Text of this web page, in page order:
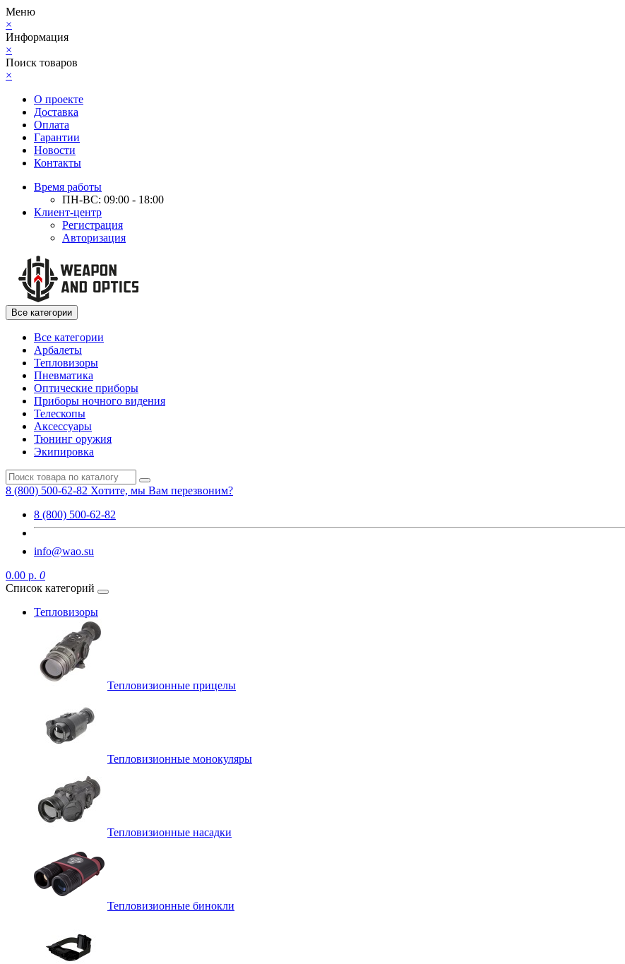
Меню
×
Информация
×
Поиск товаров
×
О проекте
Доставка
Оплата
Гарантии
Новости
Контакты
Время работы
ПН-ВС: 09:00 - 18:00
Клиент-центр
Регистрация
Авторизация
Все категории
Все категории
Арбалеты
Тепловизоры
Пневматика
Оптические приборы
Приборы ночного видения
Телескопы
Аксессуары
Тюнинг оружия
Экипировка
8 (800) 500-62-82 Хотите, мы Вам перезвоним?
8 (800) 500-62-82
info@wao.su
0.00 р. 0
Список категорий
Тепловизоры
Тепловизионные прицелы
Тепловизионные монокуляры
Тепловизионные насадки
Тепловизионные бинокли